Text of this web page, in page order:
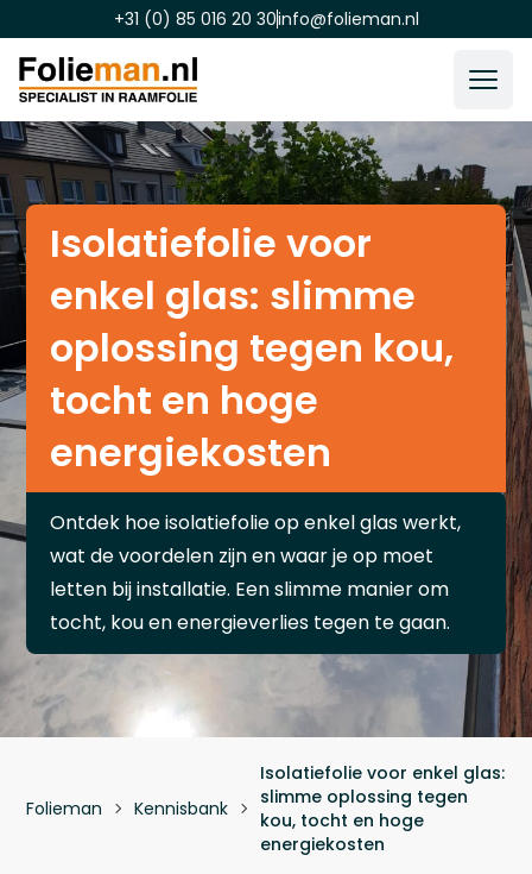
+31 (0) 85 016 20 30info@folieman.nl
Isolatiefolie voor
enkel glas: slimme
oplossing tegen kou,
tocht en hoge
energiekosten
Ontdek hoe isolatiefolie op enkel glas werkt,
wat de voordelen zijn en waar je op moet
letten bij installatie. Een slimme manier om
tocht, kou en energieverlies tegen te gaan.
Folieman  Kennisbank 
Isolatiefolie voor enkel glas:
slimme oplossing tegen
kou, tocht en hoge
energiekosten